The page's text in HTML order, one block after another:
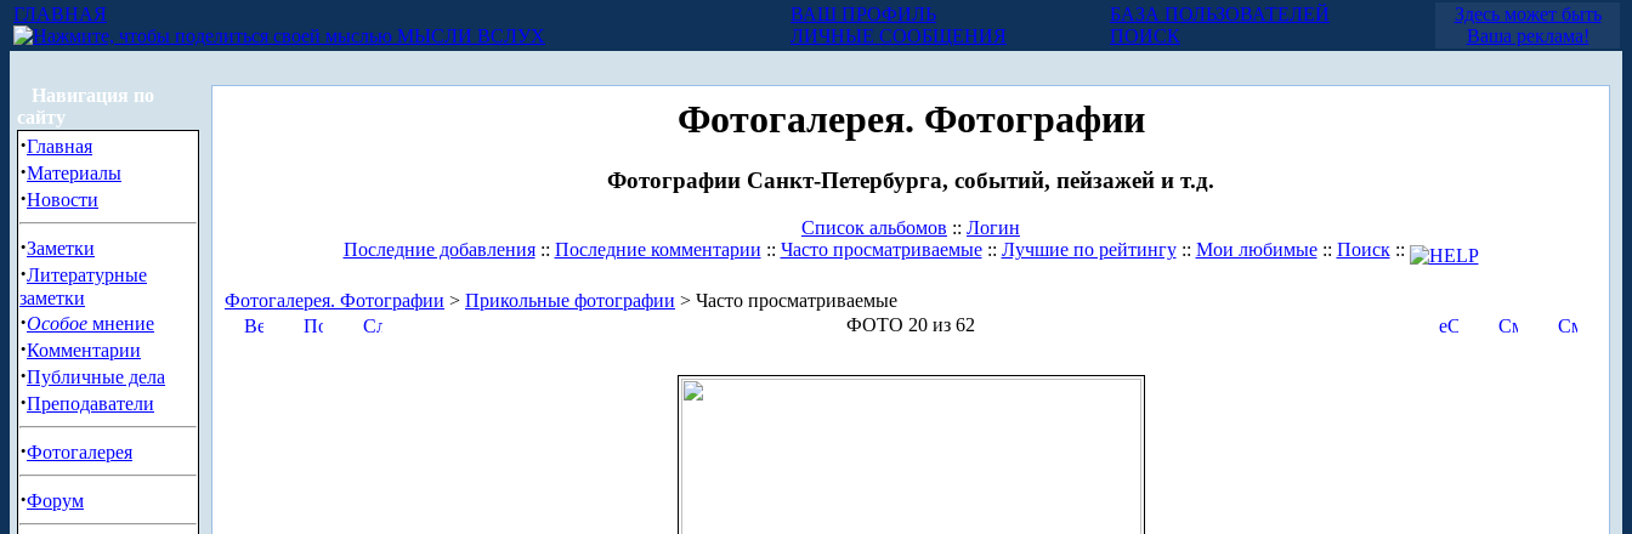
ГЛАВНАЯ
МЫСЛИ ВСЛУХ
ВАШ ПРОФИЛЬ
ЛИЧНЫЕ СООБЩЕНИЯ
БАЗА ПОЛЬЗОВАТЕЛЕЙ
ПОИСК
Здесь может быть
Ваша реклама!
Навигация по
сайту
·Главная
·Материалы
·Новости
·Заметки
·Литературные
заметки
·Особое мнение
·Комментарии
·Публичные дела
·Преподаватели
·Фотогалерея
·Форум
Фотогалерея. Фотографии
Фотографии Санкт-Петербурга, событий, пейзажей и т.д.
Список альбомов :: Логин
Последние добавления:: Последние комментарии :: Часто просматриваемые:: Лучшие по рейтингу:: Мои любимые:: Поиск::
Фотогалерея. Фотографии > Прикольные фотографии > Часто просматриваемые
ФОТО 20 из 62